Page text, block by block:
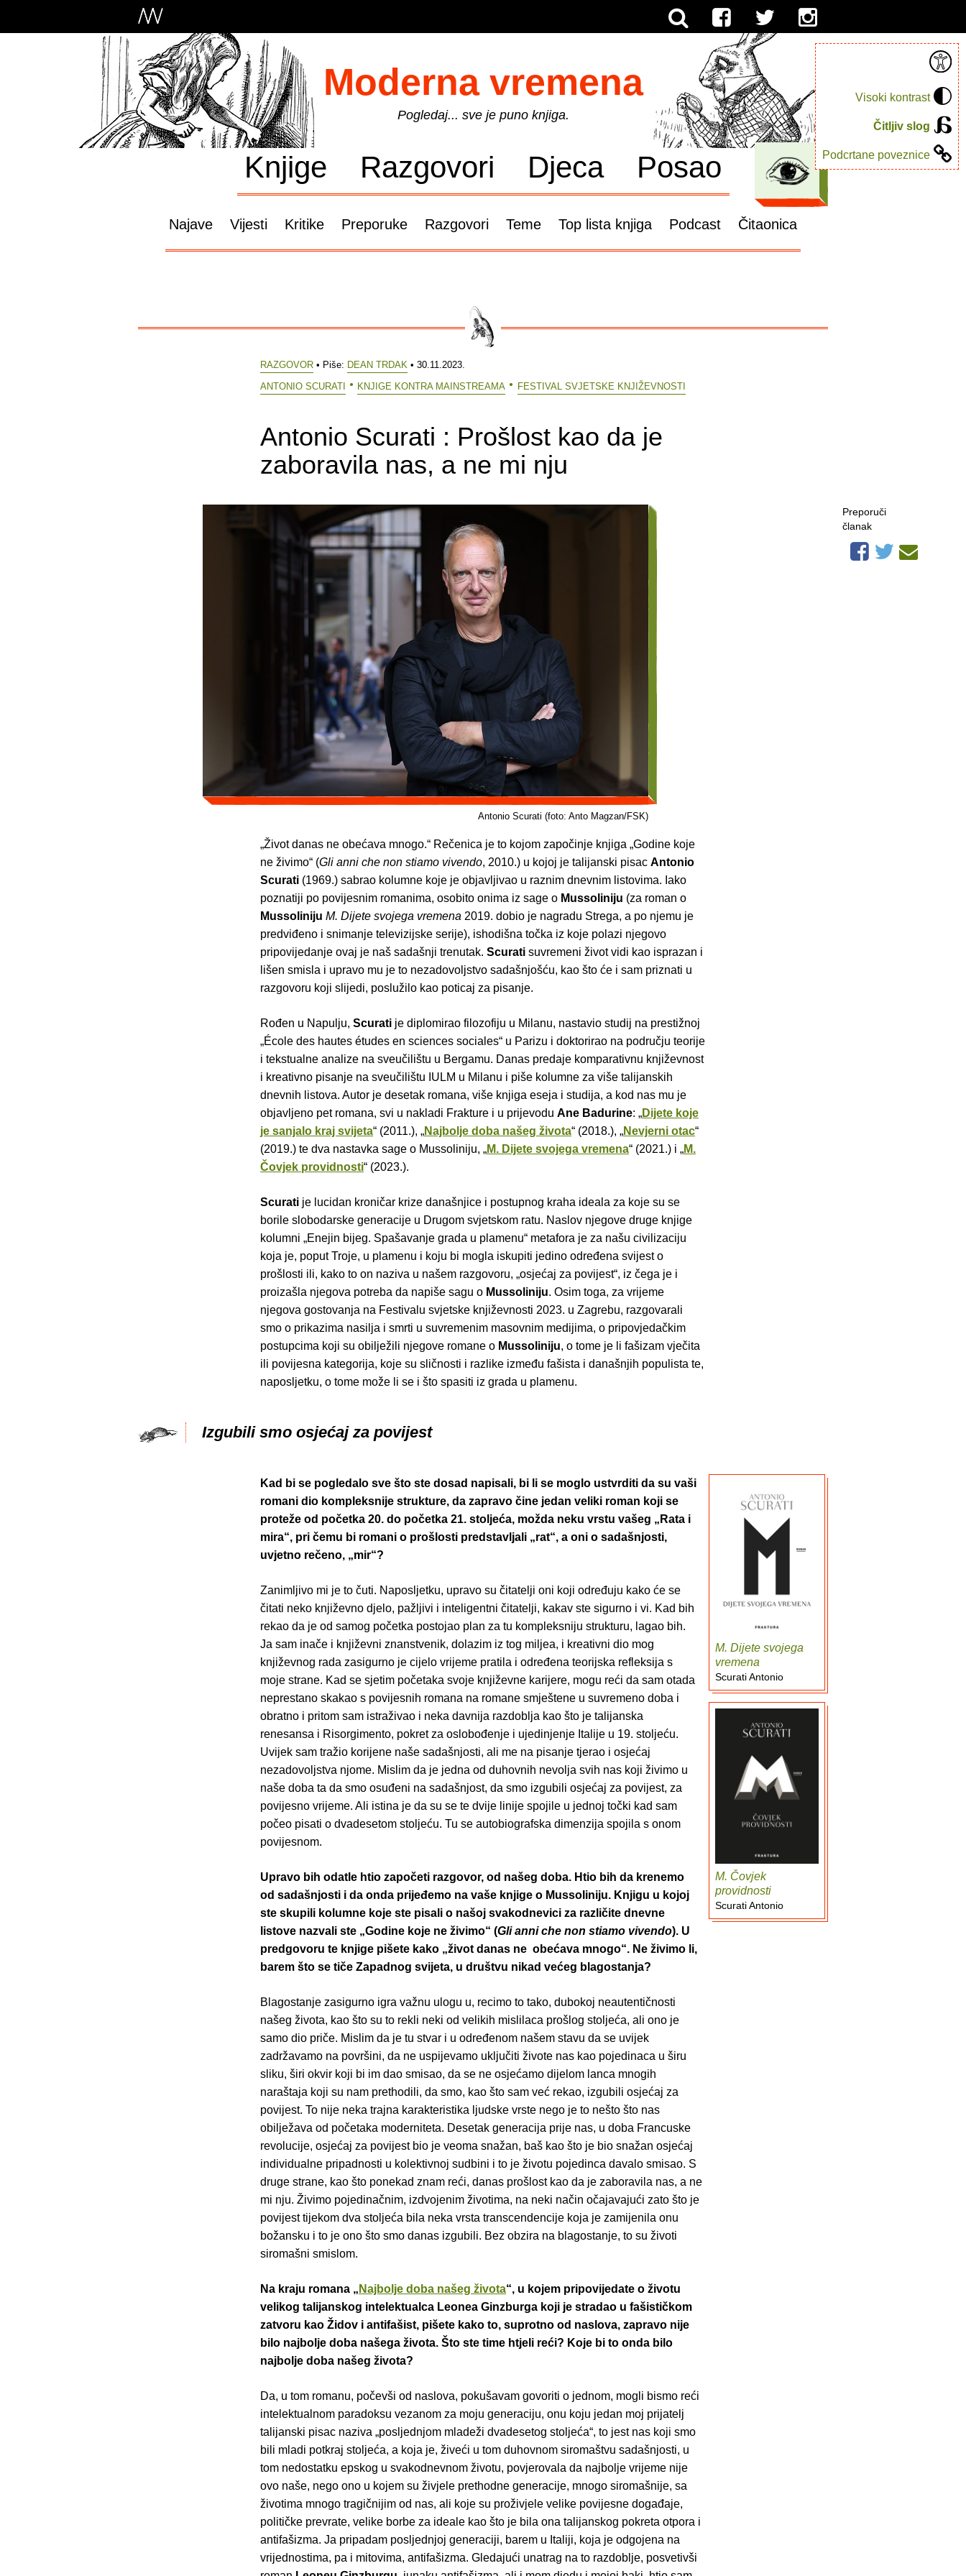
Visoki kontrast
Čitljiv slog
Podcrtane poveznice
Moderna vremena
Pogledaj... sve je puno knjiga.
Knjige Razgovori Djeca Posao
Najave Vijesti Kritike Preporuke Razgovori Teme Top lista knjiga Podcast Čitaonica
RAZGOVOR • Piše: DEAN TRDAK • 30.11.2023.
ANTONIO SCURATI
KNJIGE KONTRA MAINSTREAMA FESTIVAL SVJETSKE KNJIŽEVNOSTI
Antonio Scurati : Prošlost kao da je
zaboravila nas, a ne mi nju
Antonio Scurati (foto: Anto Magzan/FSK)
„Život danas ne obećava mnogo.“ Rečenica je to kojom započinje knjiga „Godine koje
ne živimo“ (Gli anni che non stiamo vivendo, 2010.) u kojoj je talijanski pisac Antonio
Scurati (1969.) sabrao kolumne koje je objavljivao u raznim dnevnim listovima. Iako
poznatiji po povijesnim romanima, osobito onima iz sage o Mussoliniju (za roman o
Mussoliniju M. Dijete svojega vremena 2019. dobio je nagradu Strega, a po njemu je
predviđeno i snimanje televizijske serije), ishodišna točka iz koje polazi njegovo
pripovijedanje ovaj je naš sadašnji trenutak. Scurati suvremeni život vidi kao isprazan i
lišen smisla i upravo mu je to nezadovoljstvo sadašnjošću, kao što će i sam priznati u
razgovoru koji slijedi, poslužilo kao poticaj za pisanje.
Rođen u Napulju, Scurati je diplomirao filozofiju u Milanu, nastavio studij na prestižnoj
„École des hautes études en sciences sociales“ u Parizu i doktorirao na području teorije
i tekstualne analize na sveučilištu u Bergamu. Danas predaje komparativnu književnost
i kreativno pisanje na sveučilištu IULM u Milanu i piše kolumne za više talijanskih
dnevnih listova. Autor je desetak romana, više knjiga eseja i studija, a kod nas mu je
objavljeno pet romana, svi u nakladi Frakture i u prijevodu Ane Badurine: „Dijete koje
je sanjalo kraj svijeta“ (2011.), „Najbolje doba našeg života“ (2018.), „Nevjerni otac“
(2019.) te dva nastavka sage o Mussoliniju, „M. Dijete svojega vremena“ (2021.) i „M.
Čovjek providnosti“ (2023.).
Scurati je lucidan kroničar krize današnjice i postupnog kraha ideala za koje su se
borile slobodarske generacije u Drugom svjetskom ratu. Naslov njegove druge knjige
kolumni „Enejin bijeg. Spašavanje grada u plamenu“ metafora je za našu civilizaciju
koja je, poput Troje, u plamenu i koju bi mogla iskupiti jedino određena svijest o
prošlosti ili, kako to on naziva u našem razgovoru, „osjećaj za povijest“, iz čega je i
proizašla njegova potreba da napiše sagu o Mussoliniju. Osim toga, za vrijeme
njegova gostovanja na Festivalu svjetske književnosti 2023. u Zagrebu, razgovarali
smo o prikazima nasilja i smrti u suvremenim masovnim medijima, o pripovjedačkim
postupcima koji su obilježili njegove romane o Mussoliniju, o tome je li fašizam vječita
ili povijesna kategorija, koje su sličnosti i razlike između fašista i današnjih populista te,
naposljetku, o tome može li se i što spasiti iz grada u plamenu.
Izgubili smo osjećaj za povijest
M. Dijete svojega
vremena
Scurati Antonio
M. Čovjek
providnosti
Scurati Antonio
Kad bi se pogledalo sve što ste dosad napisali, bi li se moglo ustvrditi da su vaši
romani dio kompleksnije strukture, da zapravo čine jedan veliki roman koji se
proteže od početka 20. do početka 21. stoljeća, možda neku vrstu vašeg „Rata i
mira“, pri čemu bi romani o prošlosti predstavljali „rat“, a oni o sadašnjosti,
uvjetno rečeno, „mir“?
Zanimljivo mi je to čuti. Naposljetku, upravo su čitatelji oni koji određuju kako će se
čitati neko književno djelo, pažljivi i inteligentni čitatelji, kakav ste sigurno i vi. Kad bih
rekao da je od samog početka postojao plan za tu kompleksniju strukturu, lagao bih.
Ja sam inače i književni znanstvenik, dolazim iz tog miljea, i kreativni dio mog
književnog rada zasigurno je cijelo vrijeme pratila i određena teorijska refleksija s
moje strane. Kad se sjetim početaka svoje književne karijere, mogu reći da sam otada
neprestano skakao s povijesnih romana na romane smještene u suvremeno doba i
obratno i pritom sam istraživao i neka davnija razdoblja kao što je talijanska
renesansa i Risorgimento, pokret za oslobođenje i ujedinjenje Italije u 19. stoljeću.
Uvijek sam tražio korijene naše sadašnjosti, ali me na pisanje tjerao i osjećaj
nezadovoljstva njome. Mislim da je jedna od duhovnih nevolja svih nas koji živimo u
naše doba ta da smo osuđeni na sadašnjost, da smo izgubili osjećaj za povijest, za
povijesno vrijeme. Ali istina je da su se te dvije linije spojile u jednoj točki kad sam
počeo pisati o dvadesetom stoljeću. Tu se autobiografska dimenzija spojila s onom
povijesnom.
Upravo bih odatle htio započeti razgovor, od našeg doba. Htio bih da krenemo
od sadašnjosti i da onda prijeđemo na vaše knjige o Mussoliniju. Knjigu u kojoj
ste skupili kolumne koje ste pisali o našoj svakodnevici za različite dnevne
listove nazvali ste „Godine koje ne živimo“ (Gli anni che non stiamo vivendo). U
predgovoru te knjige pišete kako „život danas ne obećava mnogo“. Ne živimo li,
barem što se tiče Zapadnog svijeta, u društvu nikad većeg blagostanja?
Blagostanje zasigurno igra važnu ulogu u, recimo to tako, dubokoj neautentičnosti
našeg života, kao što su to rekli neki od velikih mislilaca prošlog stoljeća, ali ono je
samo dio priče. Mislim da je tu stvar i u određenom našem stavu da se uvijek
zadržavamo na površini, da ne uspijevamo uključiti živote nas kao pojedinaca u širu
sliku, širi okvir koji bi im dao smisao, da se ne osjećamo dijelom lanca mnogih
naraštaja koji su nam prethodili, da smo, kao što sam već rekao, izgubili osjećaj za
povijest. To nije neka trajna karakteristika ljudske vrste nego je to nešto što nas
obilježava od početaka moderniteta. Desetak generacija prije nas, u doba Francuske
revolucije, osjećaj za povijest bio je veoma snažan, baš kao što je bio snažan osjećaj
individualne pripadnosti u kolektivnoj sudbini i to je životu pojedinca davalo smisao. S
druge strane, kao što ponekad znam reći, danas prošlost kao da je zaboravila nas, a ne
mi nju. Živimo pojedinačnim, izdvojenim životima, na neki način očajavajući zato što je
povijest tijekom dva stoljeća bila neka vrsta transcendencije koja je zamijenila onu
božansku i to je ono što smo danas izgubili. Bez obzira na blagostanje, to su životi
siromašni smislom.
Na kraju romana „ Najbolje doba našeg života“, u kojem pripovijedate o životu
velikog talijanskog intelektualca Leonea Ginzburga koji je stradao u fašističkom
zatvoru kao Židov i antifašist, pišete kako to, suprotno od naslova, zapravo nije
bilo najbolje doba našega života. Što ste time htjeli reći? Koje bi to onda bilo
najbolje doba našeg života?
Da, u tom romanu, počevši od naslova, pokušavam govoriti o jednom, mogli bismo reći
intelektualnom paradoksu vezanom za moju generaciju, onu koju jedan moj prijatelj
talijanski pisac naziva „posljednjom mladeži dvadesetog stoljeća“, to jest nas koji smo
bili mladi potkraj stoljeća, a koja je, živeći u tom duhovnom siromaštvu sadašnjosti, u
tom nedostatku epskog u svakodnevnom životu, povjerovala da najbolje vrijeme nije
ovo naše, nego ono u kojem su živjele prethodne generacije, mnogo siromašnije, sa
životima mnogo tragičnijim od nas, ali koje su proživjele velike povijesne događaje,
političke prevrate, velike borbe za ideale kao što je bila ona talijanskog pokreta otpora i
antifašizma. Ja pripadam posljednjoj generaciji, barem u Italiji, koja je odgojena na
vrijednostima, pa i mitovima, antifašizma. Gledajući unatrag na to razdoblje, posvetivši
Preporuči
članak